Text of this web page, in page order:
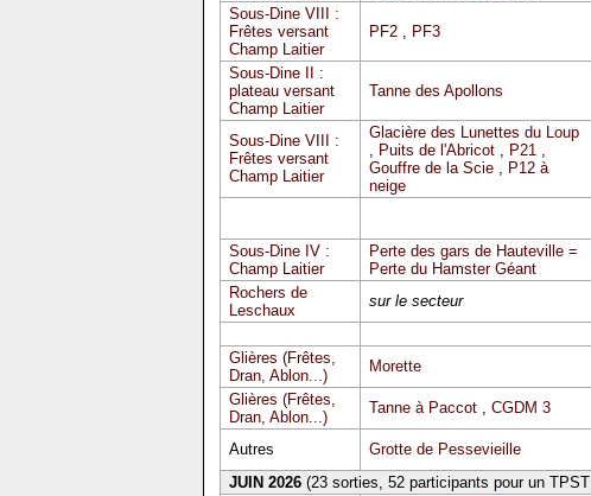
Sous-Dine VIII :
Frêtes versant
Champ Laitier
PF2, PF3
Sous-Dine II :
plateau versant
Champ Laitier
Tanne des Apollons
Sous-Dine VIII :
Frêtes versant
Champ Laitier
Glacière des Lunettes du Loup
, Puits de l'Abricot, P21,
Gouffre de la Scie, P12 à
neige
Sous-Dine IV :
Champ Laitier
Perte des gars de Hauteville =
Perte du Hamster Géant
Rochers de
Leschaux
sur le secteur
Glières (Frêtes,
Dran, Ablon...)
Morette
Glières (Frêtes,
Dran, Ablon...)
Tanne à Paccot, CGDM 3
Autres Grotte de Pessevieille
JUIN 2026(23 sorties, 52 participants pour un